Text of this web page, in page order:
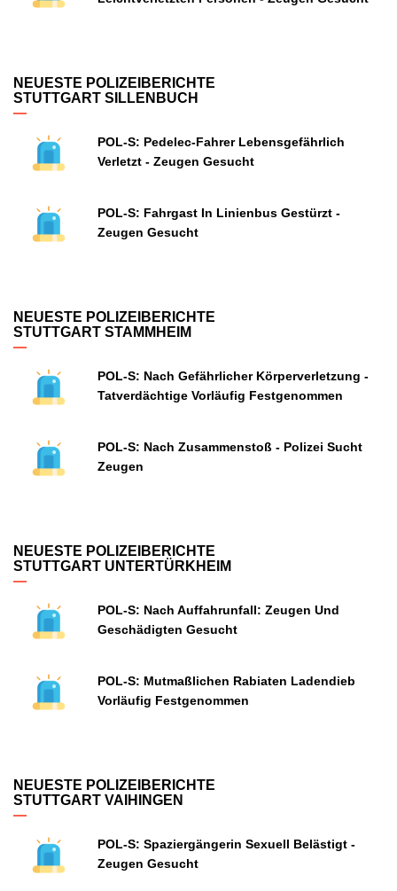
NEUESTE POLIZEIBERICHTE
STUTTGART SILLENBUCH
POL-S: Pedelec-Fahrer Lebensgefährlich
Verletzt - Zeugen Gesucht
POL-S: Fahrgast In Linienbus Gestürzt -
Zeugen Gesucht
NEUESTE POLIZEIBERICHTE
STUTTGART STAMMHEIM
POL-S: Nach Gefährlicher Körperverletzung -
Tatverdächtige Vorläufig Festgenommen
POL-S: Nach Zusammenstoß - Polizei Sucht
Zeugen
NEUESTE POLIZEIBERICHTE
STUTTGART UNTERTÜRKHEIM
POL-S: Nach Auffahrunfall: Zeugen Und
Geschädigten Gesucht
POL-S: Mutmaßlichen Rabiaten Ladendieb
Vorläufig Festgenommen
NEUESTE POLIZEIBERICHTE
STUTTGART VAIHINGEN
POL-S: Spaziergängerin Sexuell Belästigt -
Zeugen Gesucht